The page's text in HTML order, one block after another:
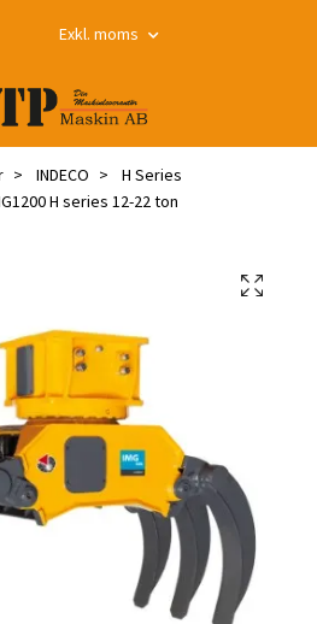
Exkl. moms
INDECO
H Series
H series 12-22 ton